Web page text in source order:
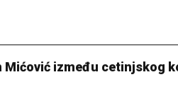
Mićović između cetinjskog